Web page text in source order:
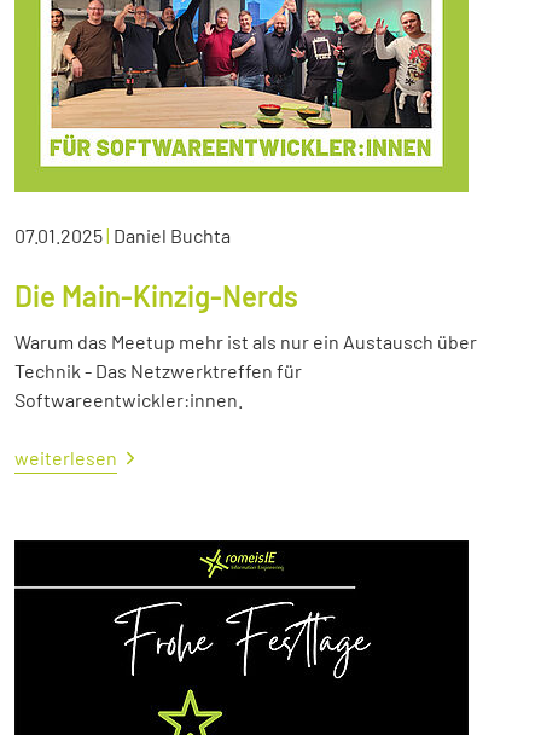
07.01.2025| Daniel Buchta
Die Main-Kinzig-Nerds
Warum das Meetup mehr ist als nur ein Austausch über
Technik - Das Netzwerktreffen für
Softwareentwickler:innen.
weiterlesen